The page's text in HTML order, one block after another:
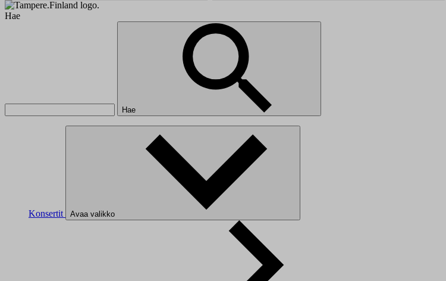
Hae
Hae
Konsertit Avaa valikko